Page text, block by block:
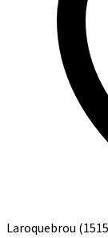
Laroquebrou